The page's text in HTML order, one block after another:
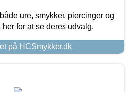
ure, smykker, piercinger og
for at se deres udvalg.
på HCSmykker.dk